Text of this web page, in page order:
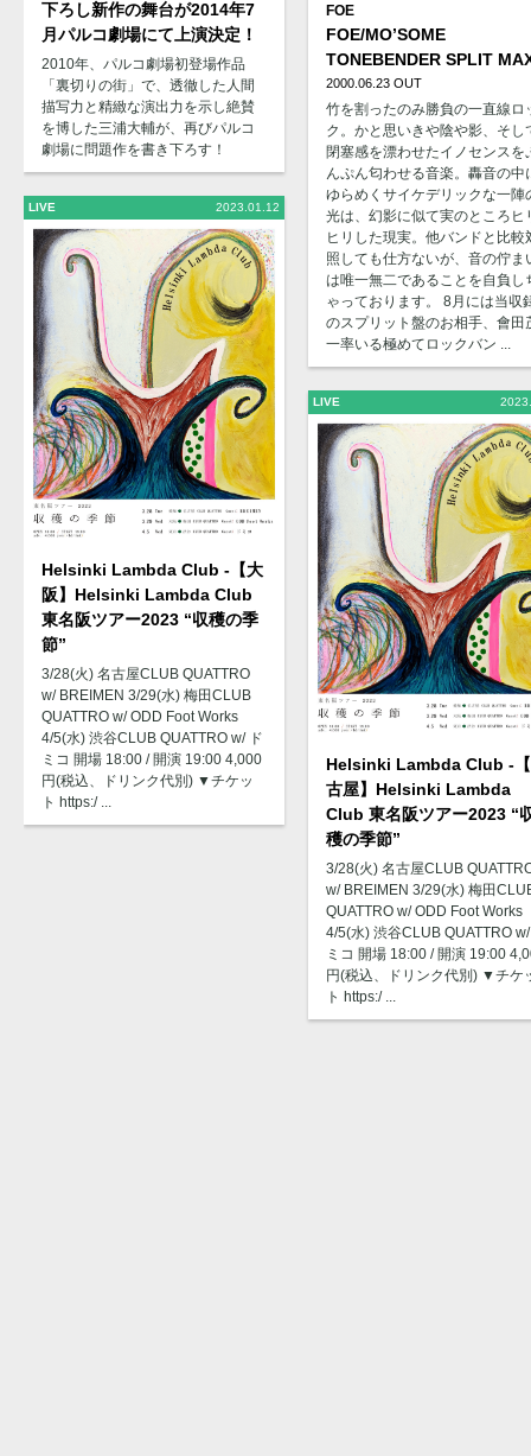
下ろし新作の舞台が2014年7
月パルコ劇場にて上演決定！
2010年、パルコ劇場初登場作品
「裏切りの街」で、透徹した人間
描写力と精緻な演出力を示し絶賛
を博した三浦大輔が、再びパルコ
劇場に問題作を書き下ろす！
LIVE 2023.01.12
Helsinki Lambda Club -【大
阪】Helsinki Lambda Club
東名阪ツアー2023 “収穫の季
節”
3/28(火) 名古屋CLUB QUATTRO
w/ BREIMEN 3/29(水) 梅田CLUB
QUATTRO w/ ODD Foot Works
4/5(水) 渋谷CLUB QUATTRO w/ ド
ミコ 開場 18:00 / 開演 19:00 4,000
円(税込、ドリンク代別) ▼チケッ
ト https:/ ...
FOE
FOE/MO’SOME
TONEBENDER SPLIT
2000.06.23 OUT
竹を割ったのみ勝負の一直線ロ
ク。かと思いきや陰や影、そし
閉塞感を漂わせたイノセンスを
んぷん匂わせる音楽。轟音の中
ゆらめくサイケデリックな一陣
光は、幻影に似て実のところヒ
ヒリした現実。他バンドと比較
照しても仕方ないが、音の佇ま
は唯一無二であることを自負し
ゃっております。 8月には当収
のスプリット盤のお相手、會田
一率いる極めてロックバン ...
LIVE
Helsinki Lambda Club -
古屋】Helsinki Lambda
Club 東名阪ツアー2023 “
穫の季節”
3/28(火) 名古屋CLUB
w/ BREIMEN 3/29(水) 梅田
QUATTRO w/ ODD Foot Works
4/5(水) 渋谷CLUB QUATTRO
ミコ 開場 18:00 / 開演 19:00
円(税込、ドリンク代別) ▼チケ
ト https:/ ...